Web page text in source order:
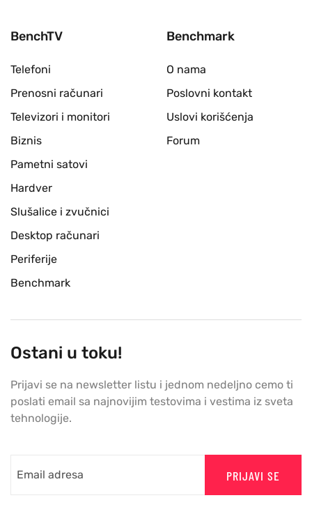
BenchTV
Telefoni
Prenosni računari
Televizori i monitori
Biznis
Pametni satovi
Hardver
Slušalice i zvučnici
Desktop računari
Periferije
Benchmark
Benchmark
O nama
Poslovni kontakt
Uslovi korišćenja
Forum
Ostani u toku!
Prijavi se na newsletter listu i jednom nedeljno cemo ti
poslati email sa najnovijim testovima i vestima iz sveta
tehnologije.
PRIJAVI SE